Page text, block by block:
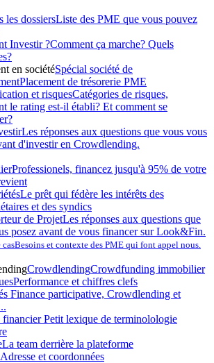
les dossiersListe des PME que vous pouvez
Investir ?Comment ça marche? Quels
en sociétéSpécial société de
Placement de trésorerie PME
et risquesCatégories de risques,
le rating est-il établi? Et comment se
Les réponses aux questions que vous vous
d'investir en Crowdlending.
Professionels, financez jusqu'à 95% de votre
Le prêt qui fédère les intérêts des
et des syndics
de ProjetLes réponses aux questions que
posez avant de vous financer sur Look&Fin.
casBesoins et contexte des PME qui font appel nous.
CrowdlendingCrowdfunding immobilier
Performance et chiffres clefs
Finance participative, Crowdlending et
Petit lexique de terminolologie
La team derrière la plateforme
Adresse et coordonnées